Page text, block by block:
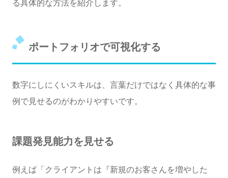
る具体的な方法を紹介します。
ポートフォリオで可視化する
数字にしにくいスキルは、言葉だけではなく具体的な事
例で見せるのがわかりやすいです。
課題発見能力を見せる
例えば「クライアントは『新規のお客さんを増やした